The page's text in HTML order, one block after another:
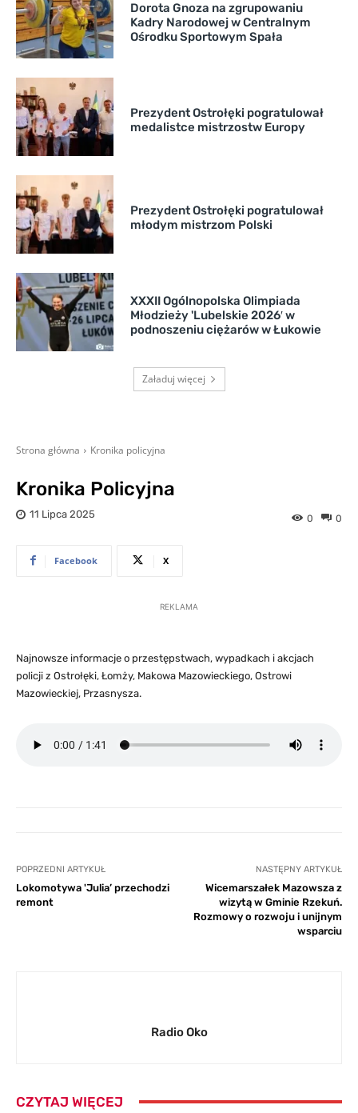
Dorota Gnoza na zgrupowaniu
Kadry Narodowej w Centralnym
Ośrodku Sportowym Spała
Prezydent Ostrołęki pogratulował
medalistce mistrzostw Europy
Prezydent Ostrołęki pogratulował
młodym mistrzom Polski
XXXII Ogólnopolska Olimpiada
Młodzieży 'Lubelskie 2026′ w
podnoszeniu ciężarów w Łukowie
Załaduj więcej